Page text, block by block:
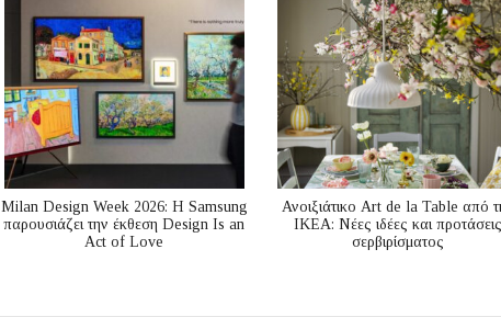
Milan Design Week 2026: Η Samsung
παρουσιάζει την έκθεση Design Is an
Act of Love
Ανοιξιάτικο Art de la Table από
ΙΚΕΑ: Νέες ιδέες και προτάσεις
σερβιρίσματος